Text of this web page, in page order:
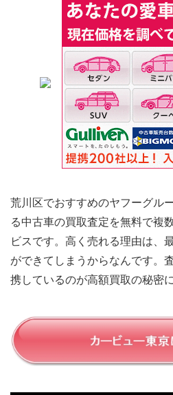
荒川区でおすすめのヤフーグル
る中古車の買取査定を無料で複
ビスです。高く売れる理由は、
ができてしまうからなんです。
携しているのが高額買取の秘